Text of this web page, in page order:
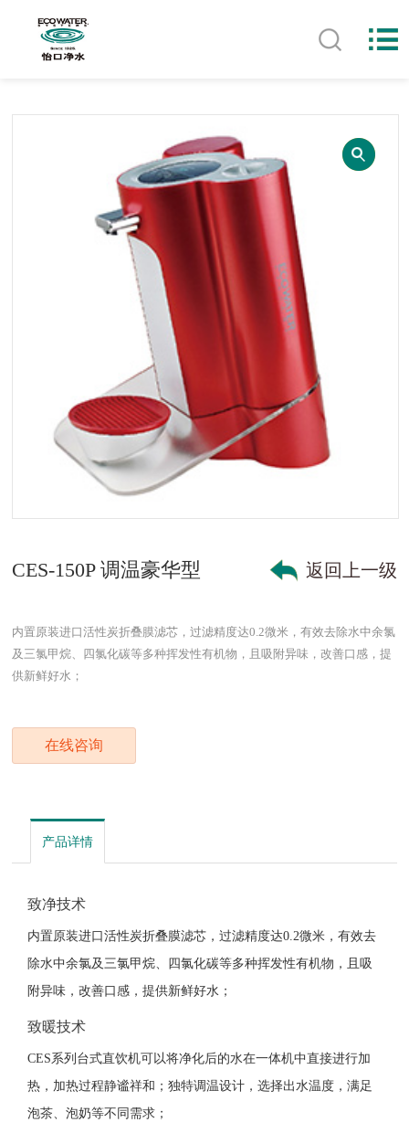
CES-150P 调温豪华型 返回上一级
内置原装进口活性炭折叠膜滤芯，过滤精度达0.2微米，有效去除水中余氯
及三氯甲烷、四氯化碳等多种挥发性有机物，且吸附异味，改善口感，提
供新鲜好水；
在线咨询
产品详情
致净技术
内置原装进口活性炭折叠膜滤芯，过滤精度达0.2微米，有效去
除水中余氯及三氯甲烷、四氯化碳等多种挥发性有机物，且吸
附异味，改善口感，提供新鲜好水；
致暖技术
CES系列台式直饮机可以将净化后的水在一体机中直接进行加
热，加热过程静谧祥和；独特调温设计，选择出水温度，满足
泡茶、泡奶等不同需求；